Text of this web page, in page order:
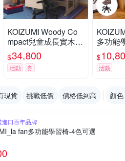
KOIZUMI Woody Co
mpact兒童成長實木書
桌組ODF-522
$34,800
活動 券
多功能
色可選
$
活動
現貨 挑戰低價 價格低到高 顏色
進口百年品牌
fan多功能學習椅-4色可選